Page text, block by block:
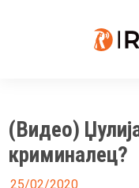
(Видео)
криминалец?
25/02/2020